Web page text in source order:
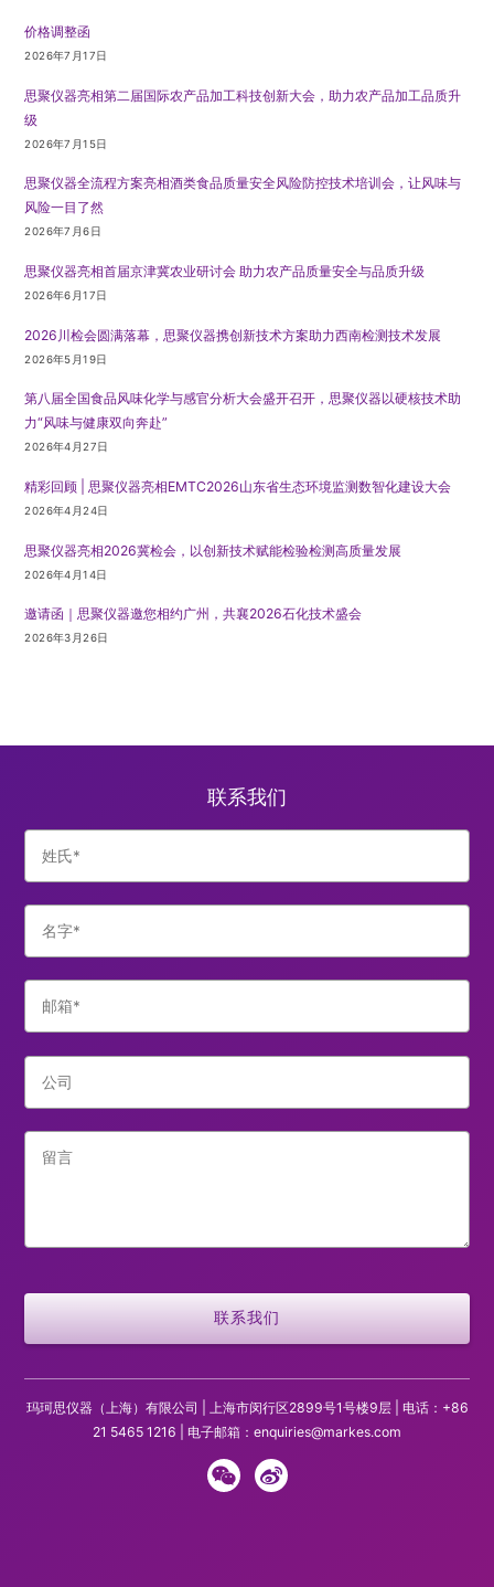
价格调整函
2026年7月17日
思聚仪器亮相第二届国际农产品加工科技创新大会，助力农产品加工品质升
级
2026年7月15日
思聚仪器全流程方案亮相酒类食品质量安全风险防控技术培训会，让风味与
风险一目了然
2026年7月6日
思聚仪器亮相首届京津冀农业研讨会 助力农产品质量安全与品质升级
2026年6月17日
2026川检会圆满落幕，思聚仪器携创新技术方案助力西南检测技术发展
2026年5月19日
第八届全国食品风味化学与感官分析大会盛开召开，思聚仪器以硬核技术助
力“风味与健康双向奔赴”
2026年4月27日
精彩回顾 | 思聚仪器亮相EMTC2026山东省生态环境监测数智化建设大会
2026年4月24日
思聚仪器亮相2026冀检会，以创新技术赋能检验检测高质量发展
2026年4月14日
邀请函｜思聚仪器邀您相约广州，共襄2026石化技术盛会
2026年3月26日
联系我们
玛珂思仪器（上海）有限公司 | 上海市闵行区2899号1号楼9层 | 电话：+86
21 5465 1216 | 电子邮箱： enquiries@markes.com